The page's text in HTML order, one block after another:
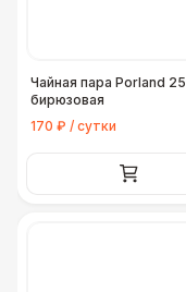
Чайная пара Porland
бирюзовая
170 ₽ / сутки